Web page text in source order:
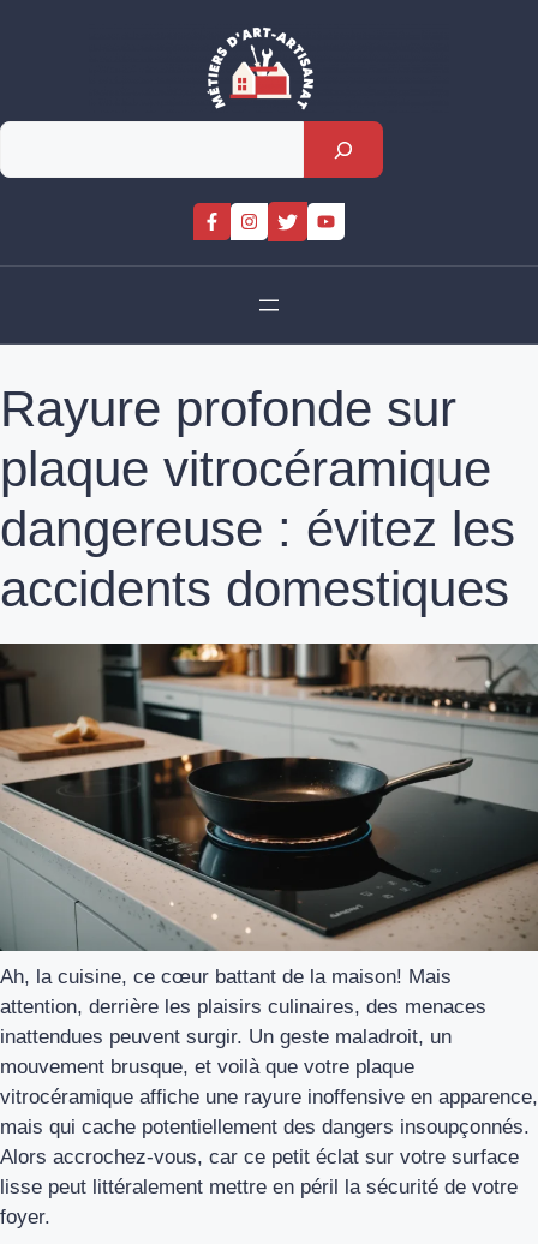
Rechercher
Rayure profonde sur
plaque vitrocéramique
dangereuse : évitez les
accidents domestiques
Ah, la cuisine, ce cœur battant de la maison! Mais
attention, derrière les plaisirs culinaires, des menaces
inattendues peuvent surgir. Un geste maladroit, un
mouvement brusque, et voilà que votre plaque
vitrocéramique affiche une rayure inoffensive en apparence,
mais qui cache potentiellement des dangers insoupçonnés.
Alors accrochez-vous, car ce petit éclat sur votre surface
lisse peut littéralement mettre en péril la sécurité de votre
foyer.